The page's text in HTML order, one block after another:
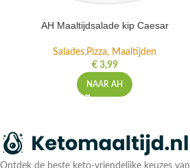
AH Maaltijdsalade kip Caesar
Salades,Pizza, Maaltijden
€3,99
NAAR AH
Ontdek de beste keto-vriendelijke keuzes van